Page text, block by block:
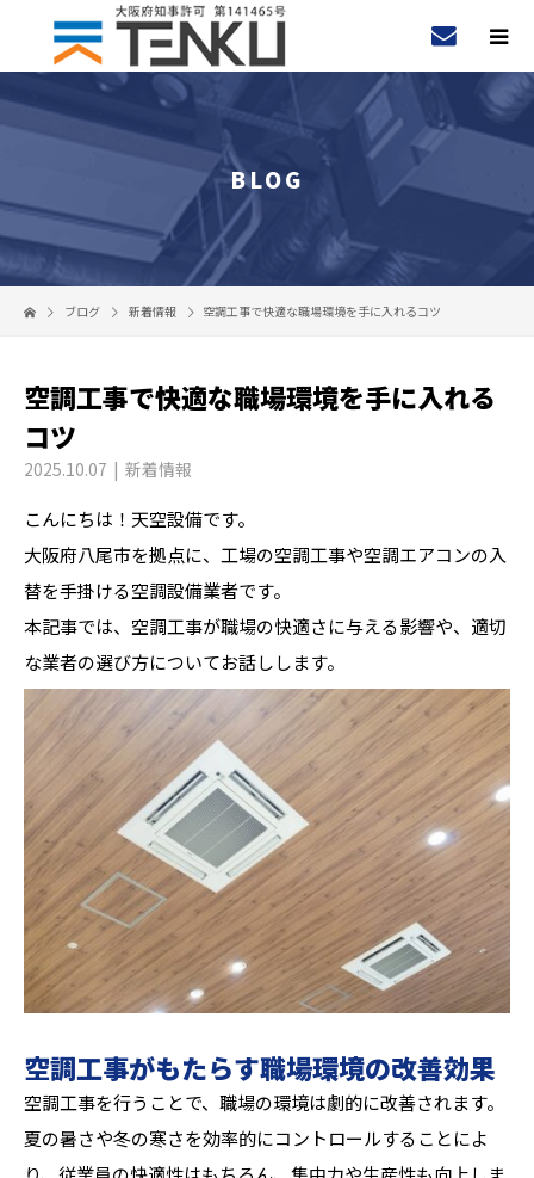
BLOG
ブログ 新着情報 空調工事で快適な職場環境を手に入れるコツ
空調工事で快適な職場環境を手に入れる
コツ
2025.10.07 新着情報
こんにちは！天空設備です。
大阪府八尾市を拠点に、工場の空調工事や空調エアコンの入
替を手掛ける空調設備業者です。
本記事では、空調工事が職場の快適さに与える影響や、適切
な業者の選び方についてお話しします。
空調工事がもたらす職場環境の改善効果
空調工事を行うことで、職場の環境は劇的に改善されます。
夏の暑さや冬の寒さを効率的にコントロールすることによ